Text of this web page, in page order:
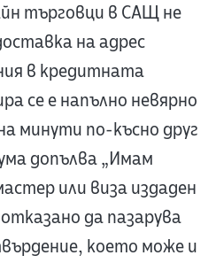
търговци в САЩ не
на адрес
в кредитната
се е напълно невярно
минути по-късно друг
допълва „Имам
или виза издаден
да пазарува
което може и